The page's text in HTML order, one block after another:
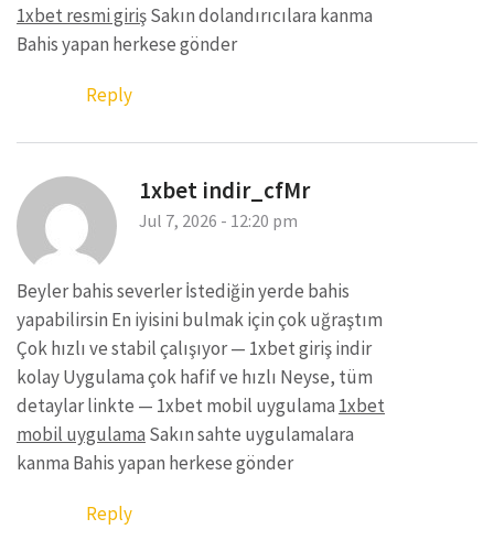
1xbet resmi girişSakın dolandırıcılara kanma
Bahis yapan herkese gönder
Reply
1xbet indir_cfMr
Jul 7, 2026 - 12:20 pm
Beyler bahis severler İstediğin yerde bahis
yapabilirsin En iyisini bulmak için çok uğraştım
Çok hızlı ve stabil çalışıyor — 1xbet giriş indir
kolay Uygulama çok hafif ve hızlı Neyse, tüm
detaylar linkte — 1xbet mobil uygulama 1xbet
mobil uygulama Sakın sahte uygulamalara
kanma Bahis yapan herkese gönder
Reply